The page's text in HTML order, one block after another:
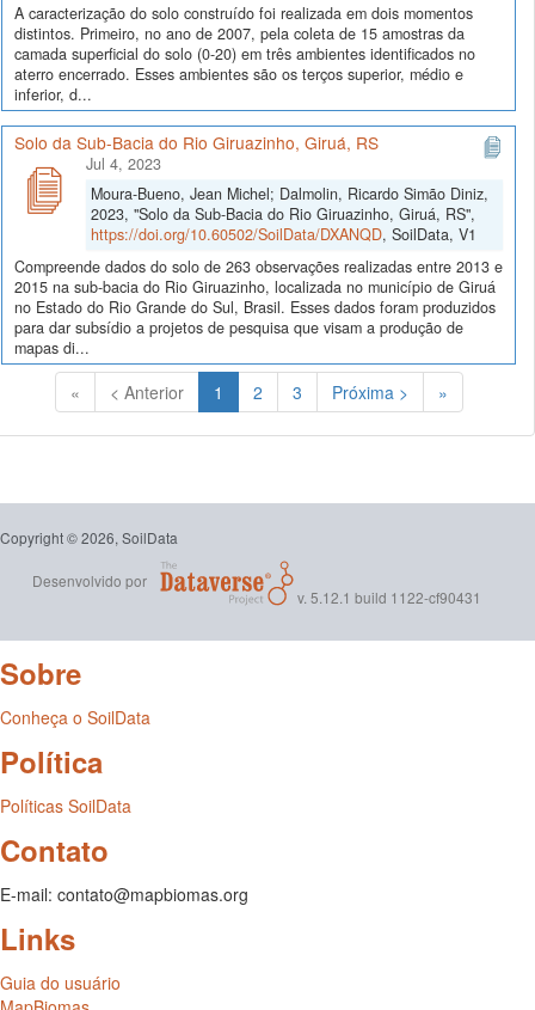
A caracterização do solo construído foi realizada em dois momentos
distintos. Primeiro, no ano de 2007, pela coleta de 15 amostras da
camada superficial do solo (0-20) em três ambientes identificados no
aterro encerrado. Esses ambientes são os terços superior, médio e
inferior, d...
Solo da Sub-Bacia do Rio Giruazinho, Giruá, RS
Jul 4, 2023
Moura-Bueno, Jean Michel; Dalmolin, Ricardo Simão Diniz,
2023, "Solo da Sub-Bacia do Rio Giruazinho, Giruá, RS",
https://doi.org/10.60502/SoilData/DXANQD, SoilData, V1
Compreende dados do solo de 263 observações realizadas entre 2013 e
2015 na sub-bacia do Rio Giruazinho, localizada no município de Giruá
no Estado do Rio Grande do Sul, Brasil. Esses dados foram produzidos
para dar subsídio a projetos de pesquisa que visam a produção de
mapas di...
« < Anterior 1 (Atual)
2 3 Próxima > »
Copyright © 2026, SoilData
Desenvolvido por
v. 5.12.1 build 1122-cf90431
Sobre
Conheça o SoilData
Política
Políticas SoilData
Contato
E-mail: contato@mapbiomas.org
Links
Guia do usuário